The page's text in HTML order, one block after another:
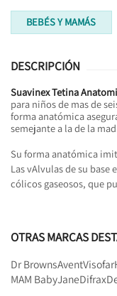
BEBÉS Y MAMÁS
DESCRIPCIÓN
Suavinex Tetina
para niños de mas de
forma anatómica
semejante a la de la
Su forma anatómica
Las vAlvulas de su
cólicos gaseosos, que
OTRAS MARCAS
Dr BrownsAventVisofar
MAM BabyJaneDifrax